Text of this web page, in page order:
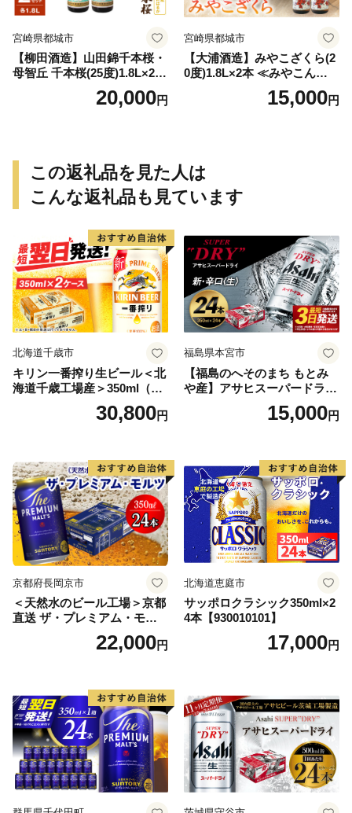
宮崎県都城市
【柳田酒造】山田錦千本桜・
母智丘 千本桜(25度)1.8L×2本
≪みやこんじょ特急便≫_AC
20,000円
宮崎県都城市
【大浦酒造】みやこざくら(2
0度)1.8L×2本 ≪みやこんじょ
特急便≫_MJ-077115,000円
この返礼品を見た人は
こんな返礼品も見ています
北海道千歳市
キリン一番搾り生ビール＜北
海道千歳工場産＞350ml（24
30,800円
福島県本宮市
【福島のへそのまち もとみ
や産】アサヒスーパードライ
350ml×24本 合計8.4L 1ケー
ス アルコール度数5% 缶ビー
口 送料無料 カメイ 本宮市
【07214-0206】
15,000円
京都府長岡京市
＜天然水のビール工場＞京都
直送 ザ・プレミアム・モル
ツ 350ml×24本 プレモル [149
22,000円
北海道恵庭市
サッポロクラシック350ml×2
4本【930010101】
17,000円